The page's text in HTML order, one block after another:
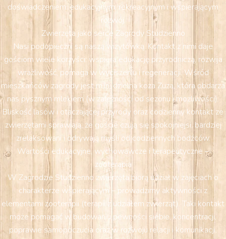
doświadczeniem: edukacyjnym, rekreacyjnym i wspierającym
rozwój.
Zwierzęta jako serce Zagrody Studzienno
Nasi podopieczni są naszą wizytówką. Kontakt z nimi daje
gościom wiele korzyści: wspiera edukację przyrodniczą, rozwija
wrażliwość, pomaga w wyciszeniu i regeneracji. Wśród
mieszkańców zagrody jest m.in. dzielna koza Zuza, która obdarza
nas pysznym mlekiem (w zależności od sezonu i możliwości).
Bliskość lasów i otaczającej przyrody oraz codzienny kontakt ze
zwierzętami sprawiają, że goście czują się spokojniejsi, bardziej
zrelaksowani i odrywają myśli od codziennych bodźców.
Wartości edukacyjne, wychowawcze i terapeutyczne –
zooterapia
W Zagrodzie Studzienno zwierzęta biorą udział w zajęciach o
charakterze wspierającym – prowadzimy aktywności z
elementami zooterapii (terapii z udziałem zwierząt). Taki kontakt
może pomagać w budowaniu pewności siebie, koncentracji,
poprawie samopoczucia oraz w rozwoju relacji i komunikacji.